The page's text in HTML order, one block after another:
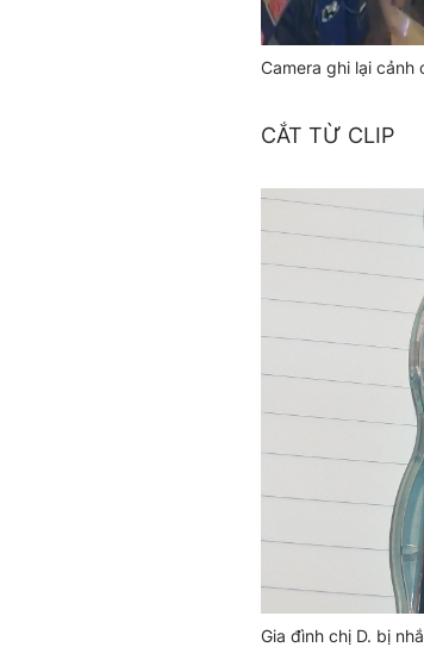
Camera ghi lại cảnh
CẮT TỪ CLIP
Gia đình chị D. bị